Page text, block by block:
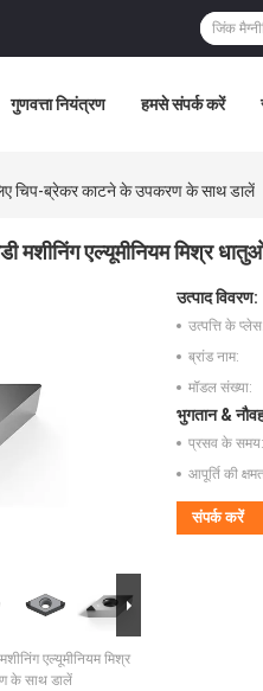
गुणवत्ता नियंत्रण हमसे संपर्क करें
लिए चिप-ब्रेकर काटने के उपकरण के साथ डालें
मशीनिंग एल्यूमीनियम
एल्यूमीनियम मिश्र
के साथ डालें
उत्पाद विवरण:
उत्पत्ति के प्लेस:
ब्रांड नाम:
मॉडल संख्या:
भुगतान &
प्रसव के समय:
आपूर्ति की
संपर्क करें